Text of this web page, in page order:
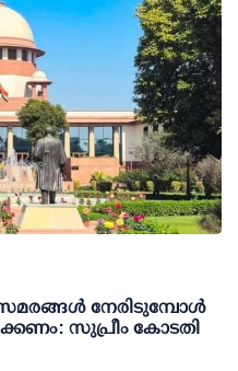
സമരങ്ങള്‍ നേരിടുമ്പോള്‍
സുപ്രീം കോടതി